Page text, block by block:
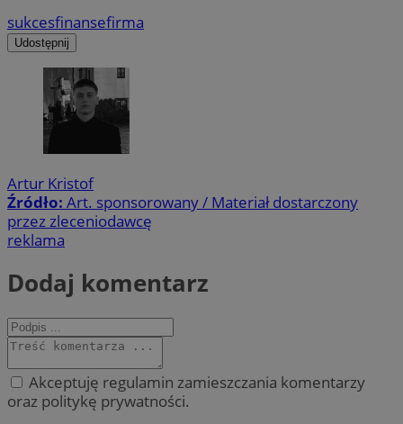
sukcesfinansefirma
Udostępnij
Artur Kristof
Źródło: Art. sponsorowany / Materiał dostarczony
przez zleceniodawcę
reklama
Dodaj komentarz
Akceptuję regulamin zamieszczania komentarzy
oraz politykę prywatności.